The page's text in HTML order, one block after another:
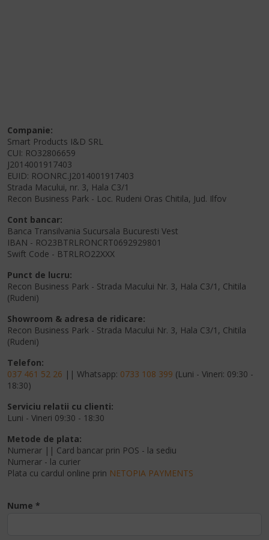
Companie:
Smart Products I&D SRL
CUI: RO32806659
J2014001917403
EUID: ROONRC.J2014001917403
Strada Macului, nr. 3, Hala C3/1
Recon Business Park - Loc. Rudeni Oras Chitila, Jud. Ilfov
Cont bancar:
Banca Transilvania Sucursala Bucuresti Vest
IBAN - RO23BTRLRONCRT0692929801
Swift Code - BTRLRO22XXX
Punct de lucru:
Recon Business Park - Strada Macului Nr. 3, Hala C3/1, Chitila
(Rudeni)
Showroom & adresa de ridicare:
Recon Business Park - Strada Macului Nr. 3, Hala C3/1, Chitila
(Rudeni)
Telefon:
037 461 52 26 || Whatsapp: 0733 108 399 (Luni - Vineri: 09:30 -
18:30)
Serviciu relatii cu clienti:
Luni - Vineri 09:30 - 18:30
Metode de plata:
Numerar || Card bancar prin POS - la sediu
Numerar - la curier
Plata cu cardul online prin NETOPIA PAYMENTS
Nume